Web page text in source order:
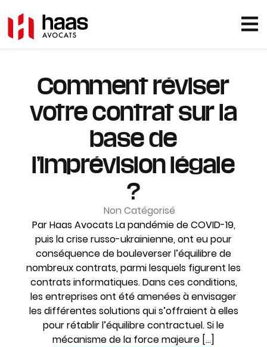
Comment réviser
votre contrat sur la
base de
l’imprévision légale
?
Non Catégorisé
Par Haas Avocats La pandémie de COVID-19,
puis la crise russo-ukrainienne, ont eu pour
conséquence de bouleverser l’équilibre de
nombreux contrats, parmi lesquels figurent les
contrats informatiques. Dans ces conditions,
les entreprises ont été amenées à envisager
les différentes solutions qui s’offraient à elles
pour rétablir l’équilibre contractuel. Si le
mécanisme de la force majeure […]